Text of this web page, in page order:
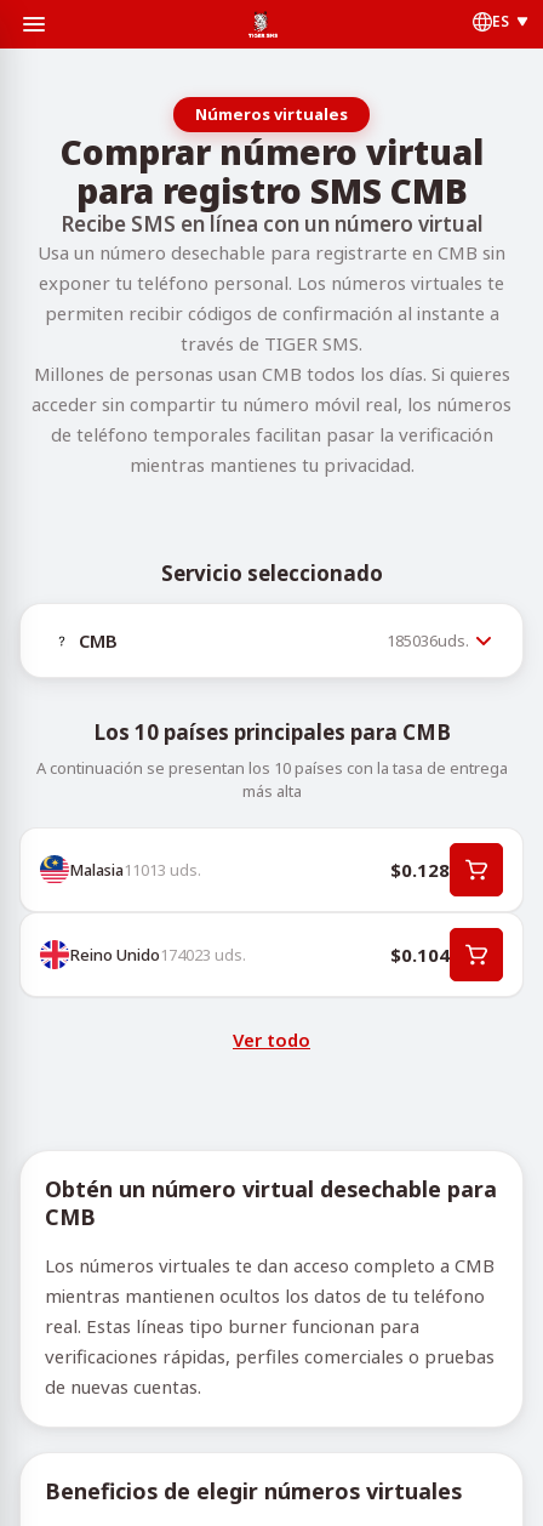
ES
Números virtuales
Comprar número virtual
para registro SMS CMB
Recibe SMS en línea con un número virtual
Usa un número desechable para registrarte en CMB sin
exponer tu teléfono personal. Los números virtuales te
permiten recibir códigos de confirmación al instante a
través de TIGER SMS.
Millones de personas usan CMB todos los días. Si quieres
acceder sin compartir tu número móvil real, los números
de teléfono temporales facilitan pasar la verificación
mientras mantienes tu privacidad.
Servicio seleccionado
CMB 185036uds.
Los 10 países principales para CMB
A continuación se presentan los 10 países con la tasa de entrega
más alta
Malasia11013 uds. $0.128
Reino Unido174023 uds. $0.104
Ver todo
Obtén un número virtual desechable para
CMB
Los números virtuales te dan acceso completo a CMB
mientras mantienen ocultos los datos de tu teléfono
real. Estas líneas tipo burner funcionan para
verificaciones rápidas, perfiles comerciales o pruebas
de nuevas cuentas.
Beneficios de elegir números virtuales